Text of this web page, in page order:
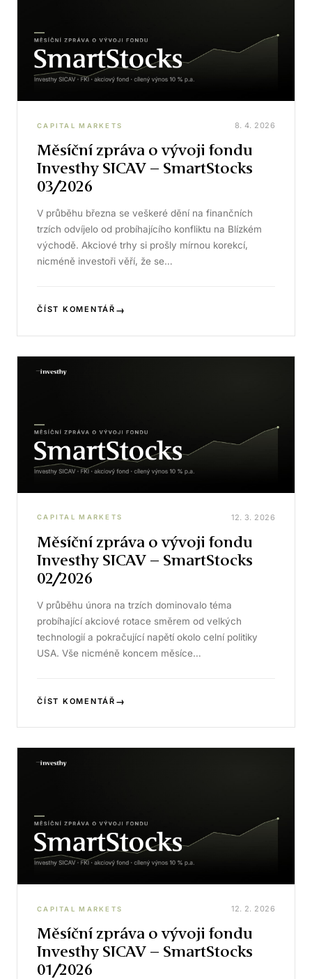
CAPITAL MARKETS 8. 4. 2026
Měsíční zpráva o vývoji fondu
Investhy SICAV – SmartStocks
03/2026
V průběhu března se veškeré dění na finančních
trzích odvíjelo od probíhajícího konfliktu na Blízkém
východě. Akciové trhy si prošly mírnou korekcí,
nicméně investoři věří, že se…
ČÍST KOMENTÁŘ →
CAPITAL MARKETS 12. 3. 2026
Měsíční zpráva o vývoji fondu
Investhy SICAV – SmartStocks
02/2026
V průběhu února na trzích dominovalo téma
probíhající akciové rotace směrem od velkých
technologií a pokračující napětí okolo celní politiky
USA. Vše nicméně koncem měsíce…
ČÍST KOMENTÁŘ →
CAPITAL MARKETS 12. 2. 2026
Měsíční zpráva o vývoji fondu
Investhy SICAV – SmartStocks
01/2026